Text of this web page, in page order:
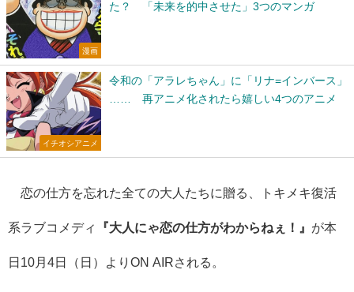
漫画
た？ 「未来を的中させた」3つのマンガ
イチオシアニメ
令和の「アラレちゃん」に「リナ=インバース」
…… 再アニメ化されたら嬉しい4つのアニメ
恋の仕方を忘れた全ての大人たちに贈る、トキメキ復活
系ラブコメディ 『大人にゃ恋の仕方がわからねぇ！』 が本
日10月4日（日）よりON AIRされる。